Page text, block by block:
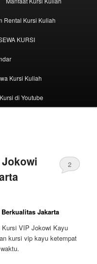
Rental Kursi Kuliah
KURSI
Kursi Kuliah
di Youtube
2
Jakarta
VIP Jokowi Kayu
kursi vip kayu ketempat